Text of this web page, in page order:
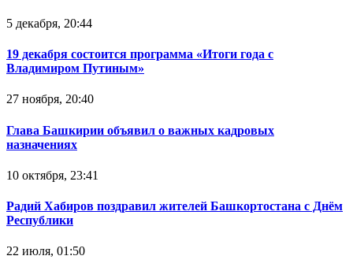
5 декабря, 20:44
19 декабря состоится программа «Итоги года с
Владимиром Путиным»
27 ноября, 20:40
Глава Башкирии объявил о важных кадровых
назначениях
10 октября, 23:41
Радий Хабиров поздравил жителей Башкортостана с Днём
Республики
22 июля, 01:50